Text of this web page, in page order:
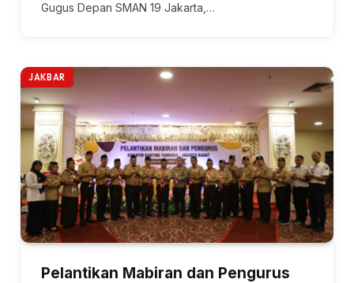
Gugus Depan SMAN 19 Jakarta,…
JAKBAR
Pelantikan Mabiran dan Pengurus